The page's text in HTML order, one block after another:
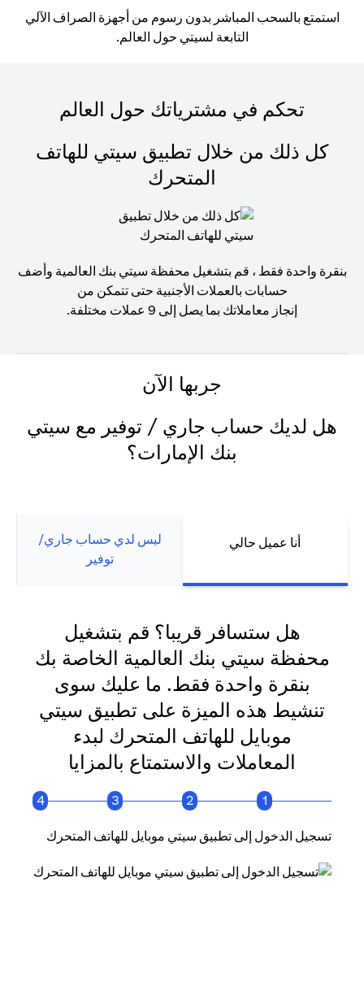
استمتع بالسحب المباشر بدون رسوم من أجهزة الصراف الآلي
التابعة لسيتي حول العالم.
تحكم في مشترياتك حول العالم
كل ذلك من خلال تطبيق سيتي للهاتف
المتحرك
بنقرة واحدة فقط ، قم بتشغيل محفظة سيتي بنك العالمية وأضف
حسابات بالعملات الأجنبية حتى تتمكن من
إنجاز معاملاتك بما يصل إلى 9 عملات مختلفة.
جربها الآن
هل لديك حساب جاري / توفير مع سيتي
بنك الإمارات؟
أنا عميل حالي
ليس لدي حساب جاري/
توفير
هل ستسافر قريبا؟ قم بتشغيل
محفظة سيتي بنك العالمية الخاصة بك
بنقرة واحدة فقط. ما عليك سوى
تنشيط هذه الميزة على تطبيق سيتي
موبايل للهاتف المتحرك لبدء
المعاملات والاستمتاع بالمزايا
1
2
3
4
تسجيل الدخول إلى تطبيق سيتي موبايل للهاتف المتحرك